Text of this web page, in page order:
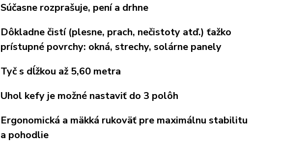
Súčasne rozprašuje, pení a drhne
Dôkladne čistí (plesne, prach, nečistoty atď.) ťažko
prístupné povrchy: okná, strechy, solárne panely
Tyč s dĺžkou až 5,60 metra
Uhol kefy je možné nastaviť do 3 polôh
Ergonomická a mäkká rukoväť pre maximálnu stabilitu
a pohodlie